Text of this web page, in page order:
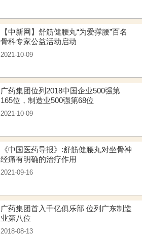
【中新网】舒筋健腰丸“为爱撑腰”百名
骨科专家公益活动启动
2021-10-09
广药集团位列2018中国企业500强第
165位，制造业500强第68位
2021-10-09
《中国医药导报》:舒筋健腰丸对坐骨神
经痛有明确的治疗作用
2021-09-16
广药集团首入千亿俱乐部 位列广东制造
业第八位
2018-08-13